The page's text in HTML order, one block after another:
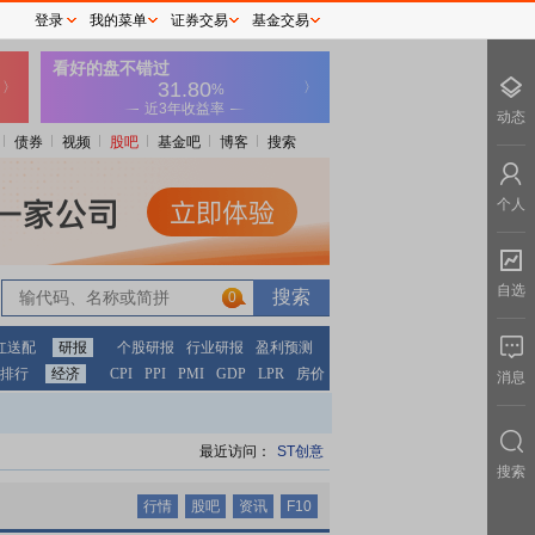
债券 视频 股吧 基金吧 博客 搜索
0
0
送配 研报 个股研报 行业研报
盈利预测
行
经济 CPI PPI PMI GDP LPR 房价
最近访问： ST创意
行情 股吧 资讯 F10
登录 我的菜单 证券交易 基金交易
动态
个人
自选
消息
搜索